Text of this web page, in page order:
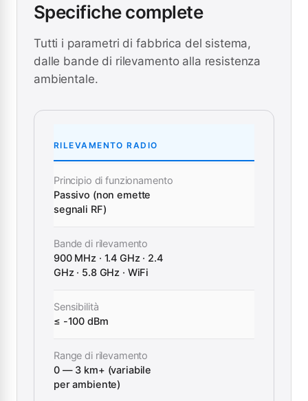
Specifiche complete
Tutti i parametri di fabbrica del sistema,
dalle bande di rilevamento alla resistenza
ambientale.
RILEVAMENTO RADIO
Principio di funzionamento
Passivo (non emette
segnali RF)
Bande di rilevamento
900 MHz · 1.4 GHz · 2.4
GHz · 5.8 GHz · WiFi
Sensibilità
≤ -100 dBm
Range di rilevamento
0 — 3 km+ (variabile
per ambiente)